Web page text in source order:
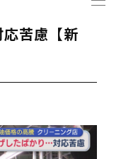
グ店にも影
苦慮【新